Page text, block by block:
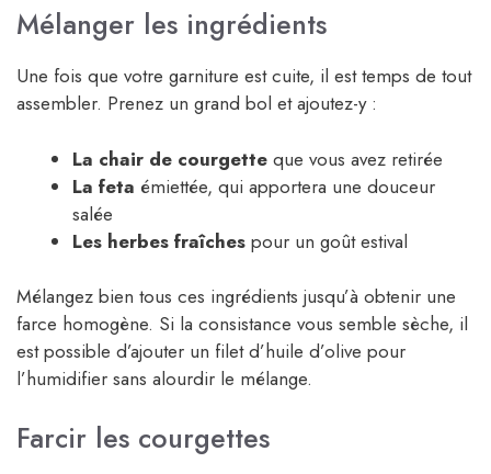
Mélanger les ingrédients
Une fois que votre garniture est cuite, il est temps de tout
assembler. Prenez un grand bol et ajoutez-y :
La chair de courgette que vous avez retirée
La feta émiettée, qui apportera une douceur
salée
Les herbes fraîches pour un goût estival
Mélangez bien tous ces ingrédients jusqu’à obtenir une
farce homogène. Si la consistance vous semble sèche, il
est possible d’ajouter un filet d’huile d’olive pour
l’humidifier sans alourdir le mélange.
Farcir les courgettes